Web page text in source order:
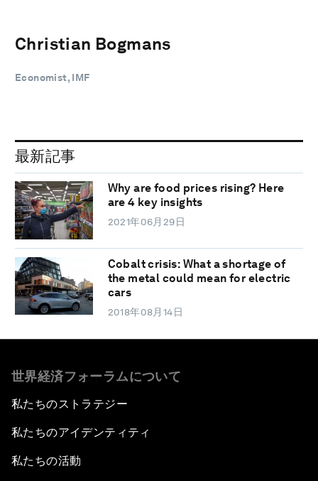
Christian Bogmans
Economist, IMF
最新記事
Why are food prices rising? Here
are 4 key insights
2021年06月29日
Cobalt crisis: What a shortage of
the metal could mean for electric
cars
2018年08月14日
世界経済フォーラムについて
私たちのストラテジー
私たちのアイデンティティ
私たちの活動